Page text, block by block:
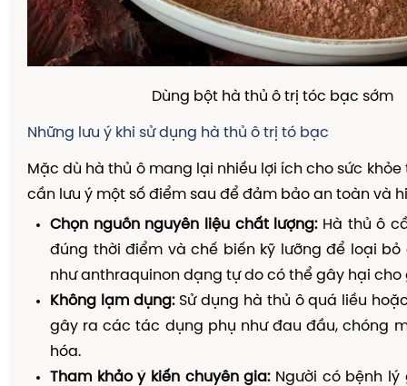
Dùng bột hà thủ ô trị tóc bạc sớm
Những lưu ý khi sử dụng hà thủ ô trị tó bạc
Mặc dù hà thủ ô mang lại nhiều lợi ích cho sức
cần lưu ý một số điểm sau để đảm bảo an toàn và
Chọn nguồn nguyên liệu chất lượng:Hà thủ ô
đúng thời điểm và chế biến kỹ lưỡng để loại bỏ
như anthraquinon dạng tự do có thể gây hại cho
Không lạm dụng:Sử dụng hà thủ ô quá liều
gây ra các tác dụng phụ như đau đầu, chóng
hóa.
Tham khảo ý kiến chuyên gia:Người có bệnh lý